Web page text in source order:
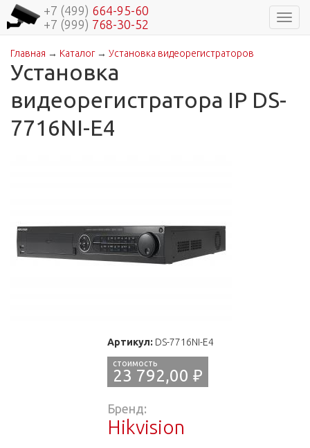
+7 (499) 664-95-60
+7 (999) 768-30-52
Вы здесь
Главная → Каталог→ Установка видеорегистраторов
Установка
видеорегистратора IP DS-
7716NI-E4
Артикул: DS-7716NI-E4
23 792,00 ₽
Бренд:
Hikvision